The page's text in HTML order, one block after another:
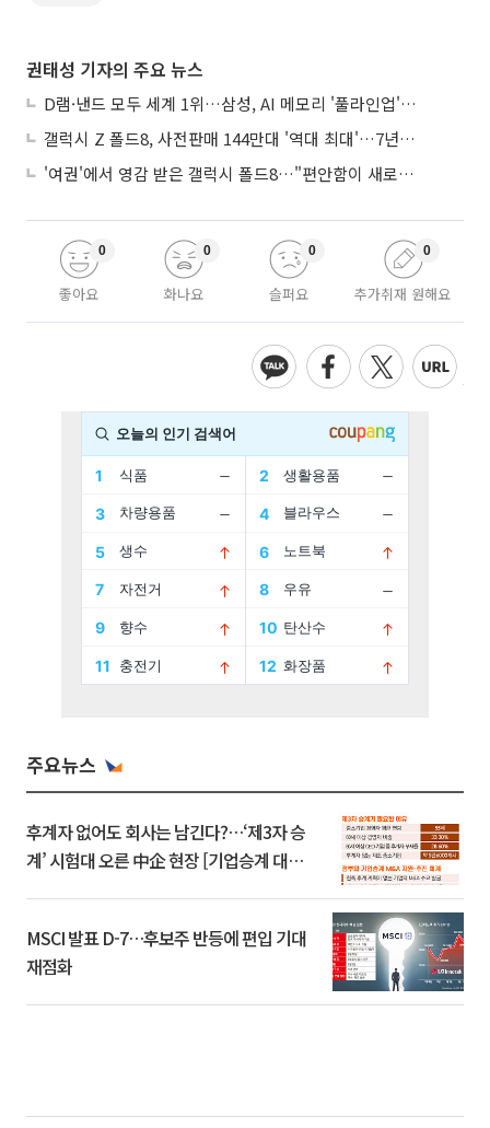
권태성 기자의 주요 뉴스
D램·낸드 모두 세계 1위…삼성, AI 메모리 '풀라인업'으로 승부
갤럭시 Z 폴드8, 사전판매 144만대 '역대 최대'…7년만에 갤노트10 기록 넘어
'여권'에서 영감 받은 갤럭시 폴드8…"편안함이 새로운 디자인 경쟁력"
좋아요
0
화나요
0
슬퍼요
0
추가취재 원해요
0
주요뉴스
후계자 없어도 회사는 남긴다?…‘제3자 승
계’ 시험대 오른 中企 현장 [기업승계 대전
MSCI 발표 D-7…후보주 반등에 편입 기대
재점화